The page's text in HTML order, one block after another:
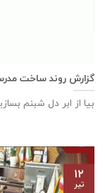
گزارش روند ساخت مدرسه ١٢ كلاسه، استان خوزستان –
بیا از ابر دل شبنم
۱۲
تیر